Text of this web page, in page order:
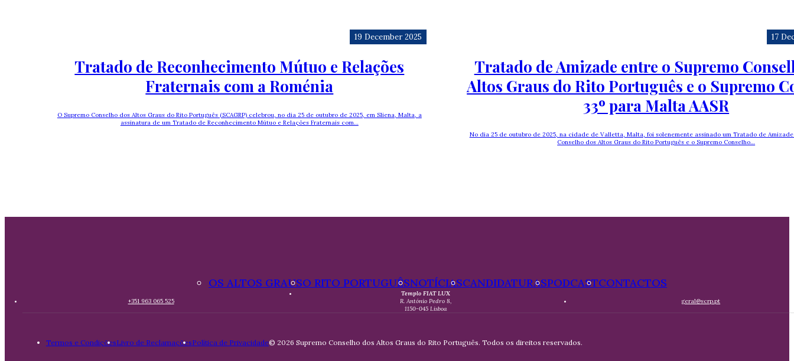
Tratado de Reconhecimento Mútuo e Relações
Fraternais com a Roménia
O Supremo Conselho dos Altos Graus do Rito Português (SCAGRP) celebrou, no dia 25 de outubro de 2025, em Sliena, Malta, a
assinatura de um Tratado de Reconhecimento Mútuo e Relações Fraternais com…
19 December 2025
Tratado de Amizade entre o Supremo
Altos Graus do Rito Português e o Supremo
33º para Malta AASR
No dia 25 de outubro de 2025, na cidade de Valletta, Malta, foi solenemente assinado um Tratado de
Conselho dos Altos Graus do Rito Português e o Supremo Conselho…
17
OS ALTOS GRAUSO RITO PORTUGUÊSNOTÍCIASCANDIDATURASPODCASTCONTACTOS
+351 963 065 525
Templo FIAT LUX
R. António Pedro 8,
1150-045 Lisboa
geral@scrp.pt
Termos e CondiçõesLivro de ReclamaçõesPolítica de Privacidade© 2026 Supremo Conselho dos Altos Graus do Rito Português. Todos os direitos reservados.